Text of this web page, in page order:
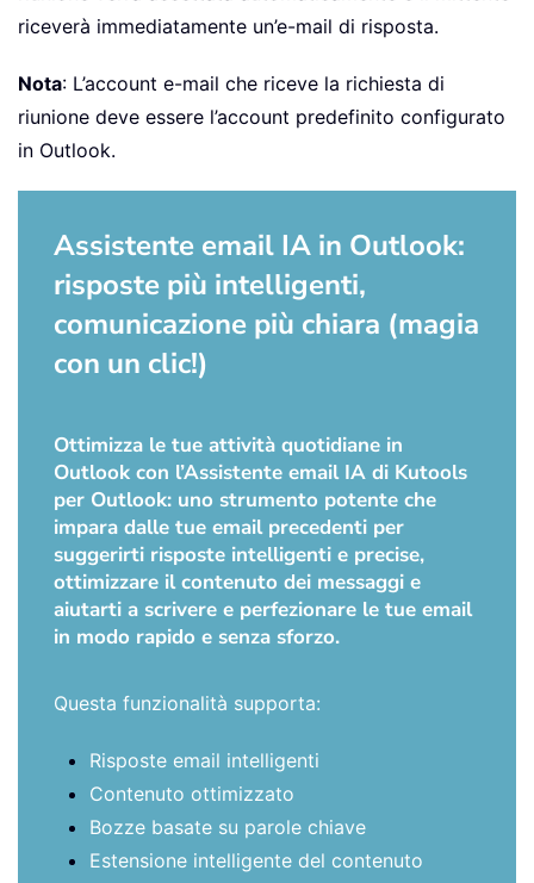
riceverà immediatamente un’e-mail di risposta.
Nota: L’account e-mail che riceve la richiesta di
riunione deve essere l’account predefinito configurato
in Outlook.
Assistente email IA in Outlook:
risposte più intelligenti,
comunicazione più chiara (magia
con un clic!)
Ottimizza le tue attività quotidiane in
Outlook con l’Assistente email IA di Kutools
per Outlook: uno strumento potente che
impara dalle tue email precedenti per
suggerirti risposte intelligenti e precise,
ottimizzare il contenuto dei messaggi e
aiutarti a scrivere e perfezionare le tue email
in modo rapido e senza sforzo.
Questa funzionalità supporta:
Risposte email intelligenti
Contenuto ottimizzato
Bozze basate su parole chiave
Estensione intelligente del contenuto